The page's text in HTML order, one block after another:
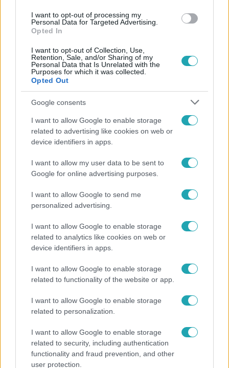
I want to opt-out of processing my
Personal Data for Targeted Advertising.
Opted In
I want to opt-out of Collection, Use,
Retention, Sale, and/or Sharing of my
Personal Data that Is Unrelated with the
Purposes for which it was collected.
Opted Out
Google consents
I want to allow Google to enable storage
related to advertising like cookies on web or
device identifiers in apps.
I want to allow my user data to be sent to
Google for online advertising purposes.
I want to allow Google to send me
personalized advertising.
I want to allow Google to enable storage
related to analytics like cookies on web or
device identifiers in apps.
I want to allow Google to enable storage
related to functionality of the website or app.
I want to allow Google to enable storage
related to personalization.
I want to allow Google to enable storage
related to security, including authentication
functionality and fraud prevention, and other
user protection.
Horoszkóp